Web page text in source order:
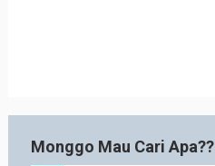
Monggo Mau Cari Apa??